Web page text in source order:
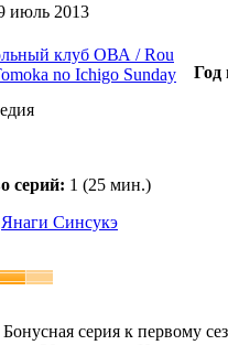
июль 2013
Год
серий: 1 (25 мин.)
Янаги Синсукэ
Бонусная серия к первому